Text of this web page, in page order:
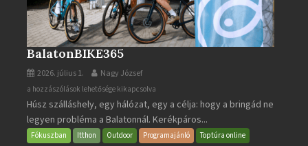
BalatonBIKE365
2026. július 1. Nagy József
BalatonBIKE365
bejegyzéshez
a hozzászólások lehetősége kikapcsolva
Húsz szálláshely, egy hálózat, egy a célja: hogy a bringád ne
legyen probléma a Balatonnál. Kerékpáros...
Fókuszban Itthon Outdoor Programajánló Toptúra online